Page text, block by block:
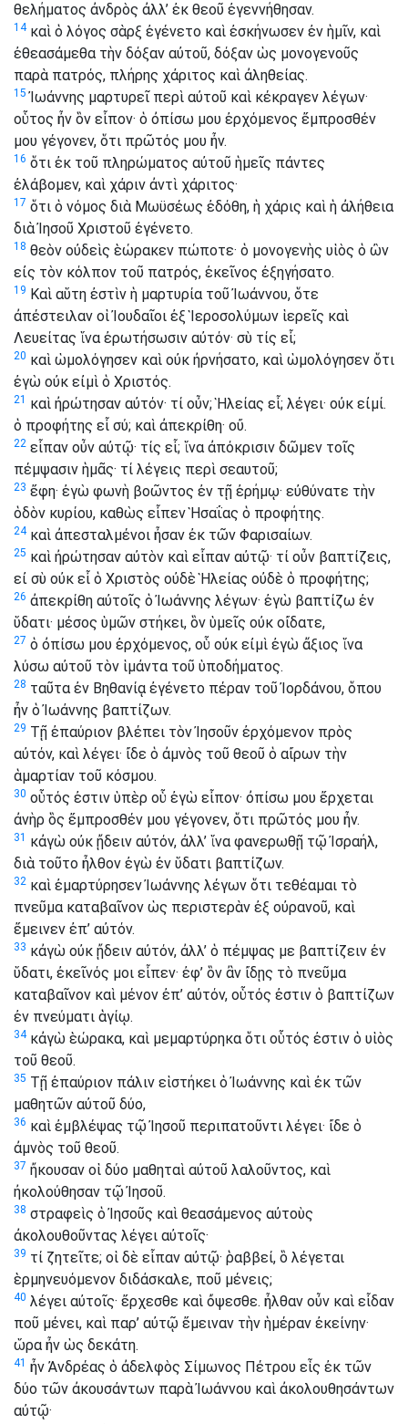
θελήματος ἀνδρὸς ἀλλ’ ἐκ θεοῦ ἐγεννήθησαν.
14καὶ ὁ λόγος σὰρξ ἐγένετο καὶ ἐσκήνωσεν ἐν ἡμῖν, καὶ
ἐθεασάμεθα τὴν δόξαν αὐτοῦ, δόξαν ὡς μονογενοῦς
παρὰ πατρός, πλήρης χάριτος καὶ ἀληθείας.
15 Ἰωάννης μαρτυρεῖ περὶ αὐτοῦ καὶ κέκραγεν λέγων·
οὗτος ἦν ὃν εἶπον· ὁ ὀπίσω μου ἐρχόμενος ἔμπροσθέν
μου γέγονεν, ὅτι πρῶτός μου ἦν.
16 ὅτι ἐκ τοῦ πληρώματος αὐτοῦ ἡμεῖς πάντες
ἐλάβομεν, καὶ χάριν ἀντὶ χάριτος·
17 ὅτι ὁ νόμος διὰ Μωϋσέως ἐδόθη, ἡ χάρις καὶ ἡ ἀλήθεια
διὰ Ἰησοῦ Χριστοῦ ἐγένετο.
18 θεὸν οὐδεὶς ἑώρακεν πώποτε· ὁ μονογενὴς υἱὸς ὁ ὢν
εἰς τὸν κόλπον τοῦ πατρός, ἐκεῖνος ἐξηγήσατο.
19 Καὶ αὕτη ἐστὶν ἡ μαρτυρία τοῦ Ἰωάννου, ὅτε
ἀπέστειλαν οἱ Ἰουδαῖοι ἐξ Ἱεροσολύμων ἱερεῖς καὶ
Λευείτας ἵνα ἐρωτήσωσιν αὐτόν· σὺ τίς εἶ;
20 καὶ ὡμολόγησεν καὶ οὐκ ἠρνήσατο, καὶ ὡμολόγησεν ὅτι
ἐγὼ οὐκ εἰμὶ ὁ Χριστός.
21 καὶ ἠρώτησαν αὐτόν· τί οὖν; Ἡλείας εἶ; λέγει· οὐκ εἰμί.
ὁ προφήτης εἶ σύ; καὶ ἀπεκρίθη· οὔ.
22 εἶπαν οὖν αὐτῷ· τίς εἶ; ἵνα ἀπόκρισιν δῶμεν τοῖς
πέμψασιν ἡμᾶς· τί λέγεις περὶ σεαυτοῦ;
23 ἔφη· ἐγὼ φωνὴ βοῶντος ἐν τῇ ἐρήμῳ· εὐθύνατε τὴν
ὁδὸν κυρίου, καθὼς εἶπεν Ἡσαΐας ὁ προφήτης.
24καὶ ἀπεσταλμένοι ἦσαν ἐκ τῶν Φαρισαίων.
25 καὶ ἠρώτησαν αὐτὸν καὶ εἶπαν αὐτῷ· τί οὖν βαπτίζεις,
εἰ σὺ οὐκ εἶ ὁ Χριστὸς οὐδὲ Ἡλείας οὐδὲ ὁ προφήτης;
26 ἀπεκρίθη αὐτοῖς ὁ Ἰωάννης λέγων· ἐγὼ βαπτίζω ἐν
ὕδατι· μέσος ὑμῶν στήκει, ὃν ὑμεῖς οὐκ οἴδατε,
27 ὁ ὀπίσω μου ἐρχόμενος, οὗ οὐκ εἰμὶ ἐγὼ ἄξιος ἵνα
λύσω αὐτοῦ τὸν ἱμάντα τοῦ ὑποδήματος.
28 ταῦτα ἐν Βηθανίᾳ ἐγένετο πέραν τοῦ Ἰορδάνου, ὅπου
ἦν ὁ Ἰωάννης βαπτίζων.
29 Τῇ ἐπαύριον βλέπει τὸν Ἰησοῦν ἐρχόμενον πρὸς
αὐτόν, καὶ λέγει· ἴδε ὁ ἀμνὸς τοῦ θεοῦ ὁ αἴρων τὴν
ἁμαρτίαν τοῦ κόσμου.
30 οὗτός ἐστιν ὑπὲρ οὗ ἐγὼ εἶπον· ὀπίσω μου ἔρχεται
ἀνὴρ ὃς ἔμπροσθέν μου γέγονεν, ὅτι πρῶτός μου ἦν.
31 κἀγὼ οὐκ ᾔδειν αὐτόν, ἀλλ’ ἵνα φανερωθῇ τῷ Ἰσραήλ,
διὰ τοῦτο ἦλθον ἐγὼ ἐν ὕδατι βαπτίζων.
32 καὶ ἐμαρτύρησεν Ἰωάννης λέγων ὅτι τεθέαμαι τὸ
πνεῦμα καταβαῖνον ὡς περιστερὰν ἐξ οὐρανοῦ, καὶ
ἔμεινεν ἐπ’ αὐτόν.
33 κἀγὼ οὐκ ᾔδειν αὐτόν, ἀλλ’ ὁ πέμψας με βαπτίζειν ἐν
ὕδατι, ἐκεῖνός μοι εἶπεν· ἐφ’ ὃν ἂν ἴδῃς τὸ πνεῦμα
καταβαῖνον καὶ μένον ἐπ’ αὐτόν, οὗτός ἐστιν ὁ βαπτίζων
ἐν πνεύματι ἁγίῳ.
34κἀγὼ ἑώρακα, καὶ μεμαρτύρηκα ὅτι οὗτός ἐστιν ὁ υἱὸς
τοῦ θεοῦ.
35 Τῇ ἐπαύριον πάλιν εἱστήκει ὁ Ἰωάννης καὶ ἐκ τῶν
μαθητῶν αὐτοῦ δύο,
36 καὶ ἐμβλέψας τῷ Ἰησοῦ περιπατοῦντι λέγει· ἴδε ὁ
ἀμνὸς τοῦ θεοῦ.
37 ἤκουσαν οἱ δύο μαθηταὶ αὐτοῦ λαλοῦντος, καὶ
ἠκολούθησαν τῷ Ἰησοῦ.
38 στραφεὶς ὁ Ἰησοῦς καὶ θεασάμενος αὐτοὺς
ἀκολουθοῦντας λέγει αὐτοῖς·
39 τί ζητεῖτε; οἱ δὲ εἶπαν αὐτῷ· ῥαββεί, ὃ λέγεται
ἑρμηνευόμενον διδάσκαλε, ποῦ μένεις;
40 λέγει αὐτοῖς· ἔρχεσθε καὶ ὄψεσθε. ἦλθαν οὖν καὶ εἶδαν
ποῦ μένει, καὶ παρ’ αὐτῷ ἔμειναν τὴν ἡμέραν ἐκείνην·
ὥρα ἦν ὡς δεκάτη.
41 ἦν Ἀνδρέας ὁ ἀδελφὸς Σίμωνος Πέτρου εἷς ἐκ τῶν
δύο τῶν ἀκουσάντων παρὰ Ἰωάννου καὶ ἀκολουθησάντων
αὐτῷ·